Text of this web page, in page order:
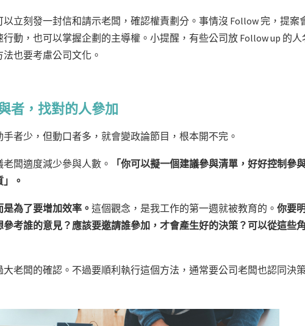
立刻發一封信和請示老闆，確認權責劃分。事情沒 Follow 完，提案
動，也可以掌握企劃的主導權。小提醒，有些公司放 Follow up 的
也要考慮公司文化。
者，找對的人參加
者少，但動口者多，就會變政論節目，根本開不完。
闆適度減少參與人數。
「你可以擬一個建議參與清單，好好控制參
。
為了要增加效率。 這個觀念，是我工作的第一週就被教育的。 你要
考誰的意見？應該要邀請誰參加，才會產生好的決策？可以從這些
老闆的確認。不過要順利執行這個方法，通常要公司老闆也認同決